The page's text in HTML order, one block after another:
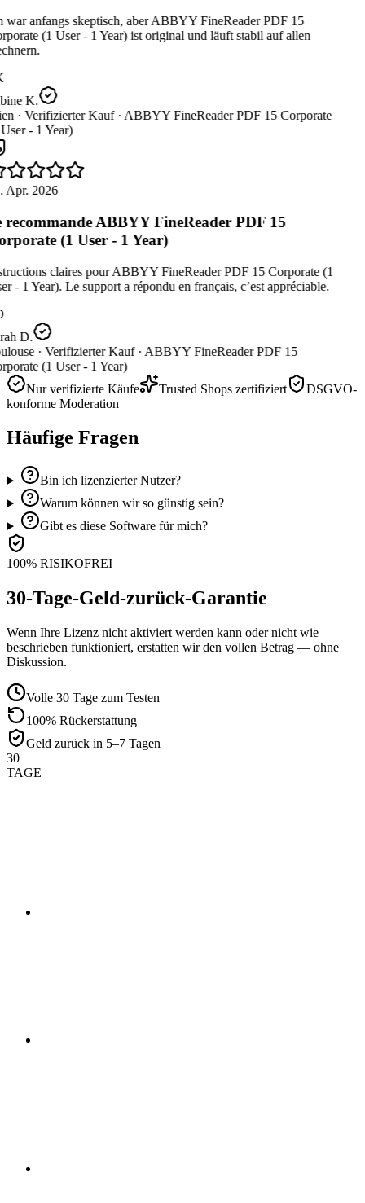
war anfangs skeptisch, aber ABBYY FineReader PDF 15
(1 User - 1 Year) ist original und läuft stabil auf allen
K.
· Verifizierter Kauf ·ABBYY FineReader PDF 15 Corporate
- 1 Year)
Apr. 2026
recommande ABBYY FineReader PDF 15
(1 User - 1 Year)
claires pour ABBYY FineReader PDF 15 Corporate (1
- 1 Year). Le support a répondu en français, c’est appréciable.
D.
· Verifizierter Kauf ·ABBYY FineReader PDF 15
(1 User - 1 Year)
Nur verifizierte Käufe
Trusted Shops zertifiziert
DSGVO-
konforme Moderation
Häufige Fragen
Bin ich lizenzierter Nutzer?
Warum können wir so günstig sein?
Gibt es diese Software für mich?
100% RISIKOFREI
30-Tage-Geld-zurück-Garantie
Wenn Ihre Lizenz nicht aktiviert werden kann oder nicht wie
beschrieben funktioniert, erstatten wir den vollen Betrag — ohne
Diskussion.
Volle 30 Tage zum Testen
100% Rückerstattung
Geld zurück in 5–7 Tagen
30
TAGE